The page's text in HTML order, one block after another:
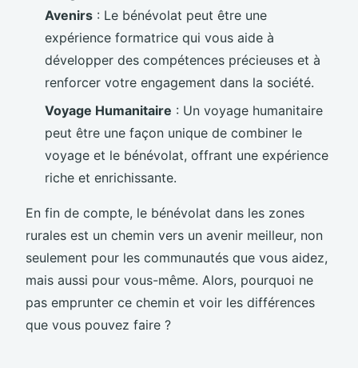
Avenirs : Le bénévolat peut être une
expérience formatrice qui vous aide à
développer des compétences précieuses et à
renforcer votre engagement dans la société.
Voyage Humanitaire : Un voyage humanitaire
peut être une façon unique de combiner le
voyage et le bénévolat, offrant une expérience
riche et enrichissante.
En fin de compte, le bénévolat dans les zones
rurales est un chemin vers un avenir meilleur, non
seulement pour les communautés que vous aidez,
mais aussi pour vous-même. Alors, pourquoi ne
pas emprunter ce chemin et voir les différences
que vous pouvez faire ?